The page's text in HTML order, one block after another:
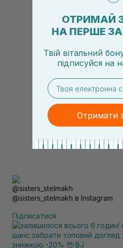
@sisters_stelmakh в Instagram
Підписатися
ОТРИМАЙ
НА ПЕРШЕ
Твій вітальний
підписуйся на
email
Отримати